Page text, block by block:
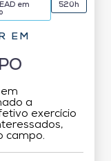
em
520h
EM
a
exercício
campo.